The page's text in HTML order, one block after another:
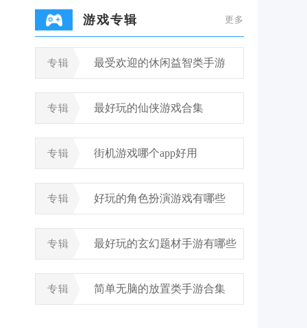
游戏专辑 更多
专辑 最受欢迎的休闲益智类手游
专辑 最好玩的仙侠游戏合集
专辑 街机游戏哪个app好用
专辑 好玩的角色扮演游戏有哪些
专辑 最好玩的玄幻题材手游有哪些
专辑 简单无脑的放置类手游合集